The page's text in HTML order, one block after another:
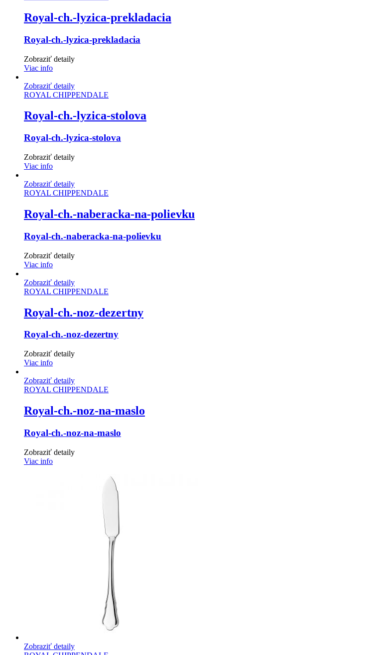
Royal-ch.-lyzica-prekladacia
Royal-ch.-lyzica-prekladacia
Zobraziť detaily
Viac info
Zobraziť detaily
ROYAL CHIPPENDALE
Royal-ch.-lyzica-stolova
Royal-ch.-lyzica-stolova
Zobraziť detaily
Viac info
Zobraziť detaily
ROYAL CHIPPENDALE
Royal-ch.-naberacka-na-polievku
Royal-ch.-naberacka-na-polievku
Zobraziť detaily
Viac info
Zobraziť detaily
ROYAL CHIPPENDALE
Royal-ch.-noz-dezertny
Royal-ch.-noz-dezertny
Zobraziť detaily
Viac info
Zobraziť detaily
ROYAL CHIPPENDALE
Royal-ch.-noz-na-maslo
Royal-ch.-noz-na-maslo
Zobraziť detaily
Viac info
Zobraziť detaily